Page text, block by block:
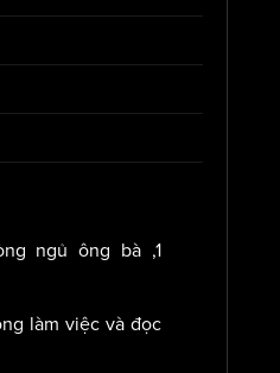
ngủ ông bà ,1
làm việc và đọc